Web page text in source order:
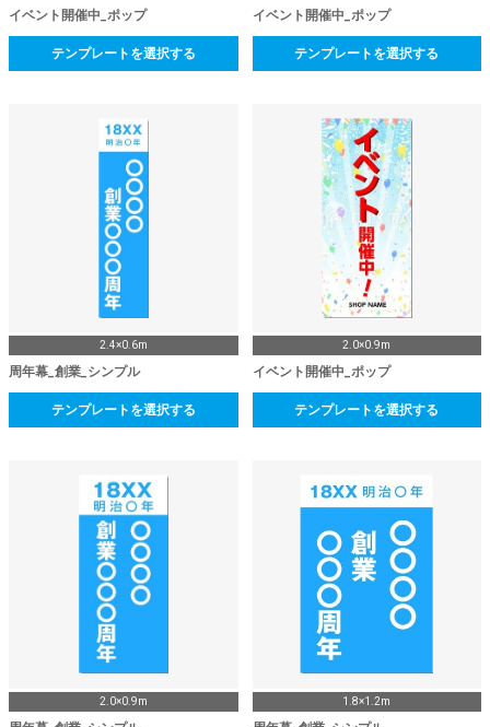
イベント開催中_ポップ
テンプレートを選択する
イベント開催中_ポップ
テンプレートを選択する
2.4×0.6m
周年幕_創業_シンプル
テンプレートを選択する
2.0×0.9m
イベント開催中_ポップ
テンプレートを選択する
2.0×0.9m 1.8×1.2m